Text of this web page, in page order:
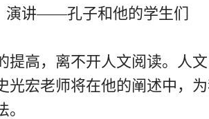
演讲——孔子和他的学生们
提高，离不开人文阅读。人
光宏老师将在他的阐述中，